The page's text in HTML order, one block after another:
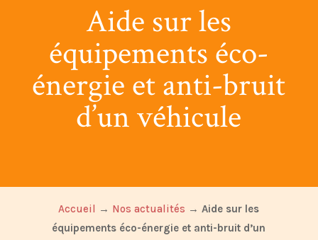
Aide sur les
équipements éco-
énergie et anti-bruit
d’un véhicule
Accueil → Nos actualités →Aide sur les
équipements éco-énergie et anti-bruit d’un